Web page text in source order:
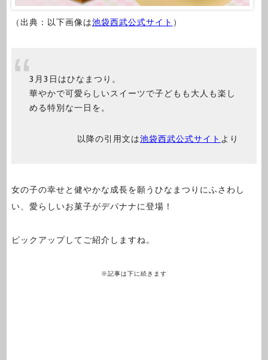
（出典：以下画像は池袋西武公式サイト ）
3月3日はひなまつり。
華やかで可愛らしいスイーツで子どもも大人も楽し
める特別な一日を。
以降の引用文は池袋西武公式サイト より
女の子の幸せと健やかな成長を願うひなまつりにふさわし
い、愛らしいお菓子がデパナナに登場！
ピックアップしてご紹介しますね。
※記事は下に続きます